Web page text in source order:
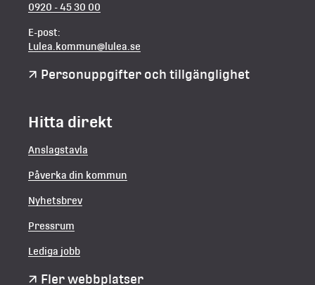
0920 - 45 30 00
E-post:
Lulea.kommun@lulea.se
Personuppgifter och tillgänglighet
Hitta direkt
Anslagstavla
Påverka din kommun
Nyhetsbrev
Pressrum
Lediga jobb
Fler webbplatser